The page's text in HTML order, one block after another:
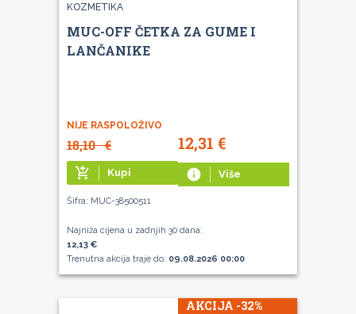
KOZMETIKA
MUC-OFF ČETKA ZA GUME I
LANČANIKE
NIJE RASPOLOŽIVO
18,10€ 12,31 €
add_shopping_cart Kupi info Više
Šifra: MUC-38500511
Najniža cijena u zadnjih 30 dana:
12,13 €
Trenutna akcija traje do: 09.08.2026 00:00
AKCIJA -32%